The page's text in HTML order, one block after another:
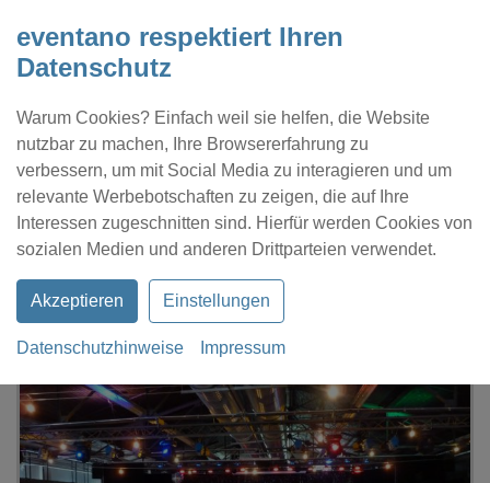
eventano respektiert Ihren
Datenschutz
Warum Cookies? Einfach weil sie helfen, die Website
nutzbar zu machen, Ihre Browsererfahrung zu
verbessern, um mit Social Media zu interagieren und um
relevante Werbebotschaften zu zeigen, die auf Ihre
Interessen zugeschnitten sind. Hierfür werden Cookies von
sozialen Medien und anderen Drittparteien verwendet.
Akzeptieren Einstellungen
Datenschutzhinweise Impressum
Kontakt Location eintragen Profil
ShowSpielhaus